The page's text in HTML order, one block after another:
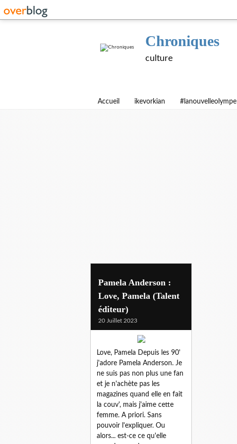
Chroniques
culture
Accueil ikevorkian #lanouvelleolympe
love, pamela
Pamela Anderson :
Love, Pamela (Talent
éditeur)
20 Juillet 2023
Love, Pamela Depuis les 90'
j'adore Pamela Anderson. Je
ne suis pas non plus une fan
et je n'achète pas les
magazines quand elle en fait
la couv', mais j'aime cette
femme. A priori. Sans
pouvoir l'expliquer. Ou
alors... est-ce ce qu'elle